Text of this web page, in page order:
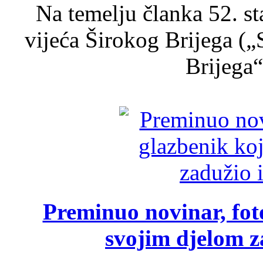
Na temelju članka 52.
vijeća Širokog Brijega
Preminuo novinar,
svojim djelom